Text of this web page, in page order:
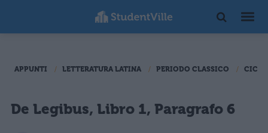
APPUNTI LETTERATURA LATINA PERIODO CLASSICO
De Legibus, Libro 1, Paragrafo 6